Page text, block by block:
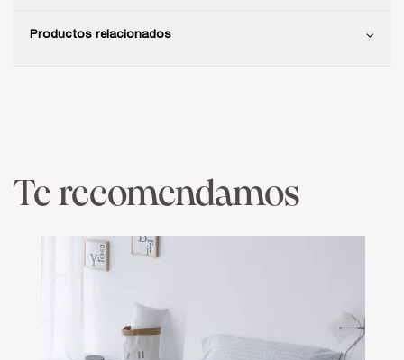
Productos relacionados
Te recomendamos